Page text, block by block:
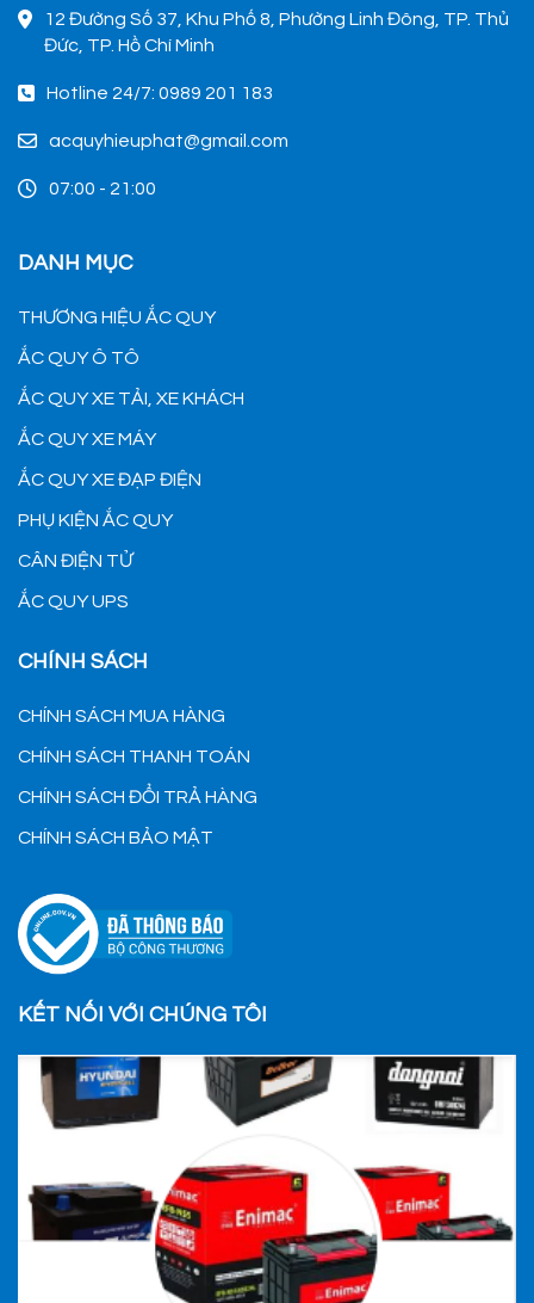
12 Đường Số 37, Khu Phố 8, Phường Linh Đông, TP. Thủ
Đức, TP. Hồ Chí Minh
Hotline 24/7: 0989 201 183
acquyhieuphat@gmail.com
07:00 - 21:00
DANH MỤC
THƯƠNG HIỆU ẮC QUY
ẮC QUY Ô TÔ
ẮC QUY XE TẢI, XE KHÁCH
ẮC QUY XE MÁY
ẮC QUY XE ĐẠP ĐIỆN
PHỤ KIỆN ẮC QUY
CÂN ĐIỆN TỬ
ẮC QUY UPS
CHÍNH SÁCH
CHÍNH SÁCH MUA HÀNG
CHÍNH SÁCH THANH TOÁN
CHÍNH SÁCH ĐỔI TRẢ HÀNG
CHÍNH SÁCH BẢO MẬT
KẾT NỐI VỚI CHÚNG TÔI